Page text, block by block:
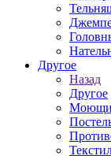
Другое
Назад
Другое